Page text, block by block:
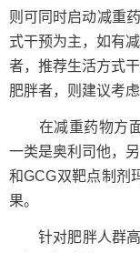
则可同时启动减重
式干预为主，如有
者，推荐生活方式
肥胖者，则建议考虑
在减重药物方面
一类是奥利司他，
和GCG双靶点制剂
果。
针对肥胖人群高